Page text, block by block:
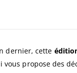
dernier, cette
propose des